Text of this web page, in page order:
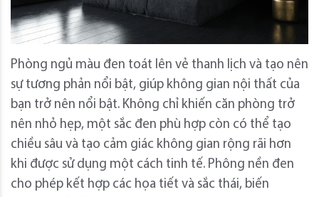
Phòng ngủ màu đen toát lên vẻ thanh lịch và tạo nên
sự tương phản nổi bật, giúp không gian nội thất của
bạn trở nên nổi bật. Không chỉ khiến căn phòng trở
nên nhỏ hẹp, một sắc đen phù hợp còn có thể tạo
chiều sâu và tạo cảm giác không gian rộng rãi hơn
khi được sử dụng một cách tinh tế. Phông nền đen
cho phép kết hợp các họa tiết và sắc thái, biến